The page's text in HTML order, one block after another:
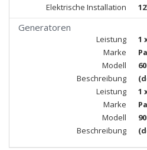
Elektrische Installation
Generatoren
Leistung
1
Marke
Modell
Beschreibung
Leistung
1
Marke
Modell
Beschreibung